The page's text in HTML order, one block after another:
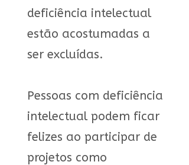
deficiência intelectual
estão acostumadas a
ser excluídas.
Pessoas com deficiência
intelectual podem ficar
felizes ao participar de
projetos como